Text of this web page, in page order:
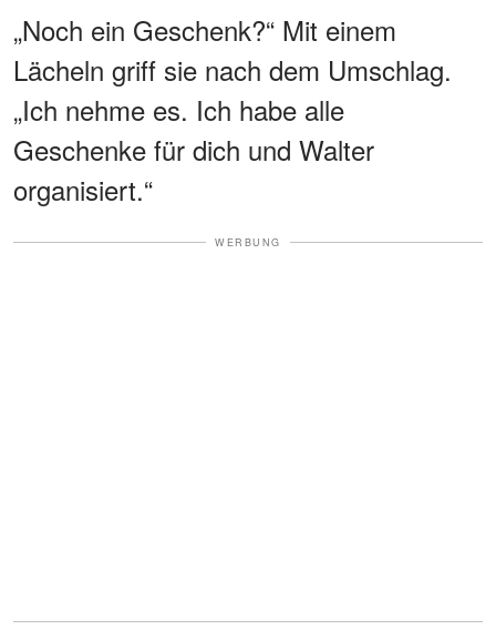
„Noch ein Geschenk?“ Mit einem
Lächeln griff sie nach dem Umschlag.
„Ich nehme es. Ich habe alle
Geschenke für dich und Walter
organisiert.“
WERBUNG